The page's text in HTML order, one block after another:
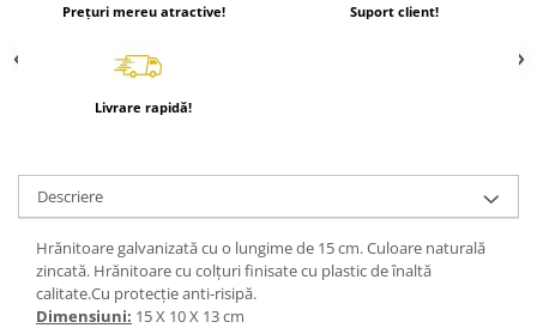
Prețuri mereu atractive! Suport client!
Livrare rapidă!
Descriere
Hrănitoare galvanizată cu o lungime de 15 cm. Culoare naturală
zincată. Hrănitoare cu colțuri finisate cu plastic de înaltă
calitate.Cu protecție anti-risipă.
Dimensiuni: 15 X 10 X 13 cm